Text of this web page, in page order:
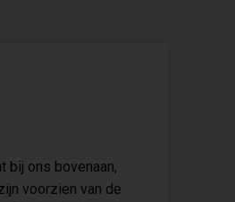
bij ons bovenaan,
voorzien van de